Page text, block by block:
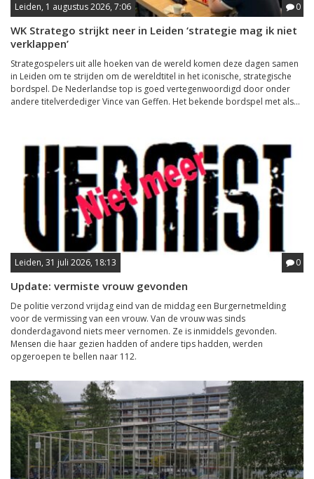
Leiden, 1 augustus 2026, 7:06 0
WK Stratego strijkt neer in Leiden ‘strategie mag ik niet
verklappen’
Strategospelers uit alle hoeken van de wereld komen deze dagen samen
in Leiden om te strijden om de wereldtitel in het iconische, strategische
bordspel. De Nederlandse top is goed vertegenwoordigd door onder
andere titelverdediger Vince van Geffen. Het bekende bordspel met als...
Leiden, 31 juli 2026, 18:13 0
Update: vermiste vrouw gevonden
De politie verzond vrijdag eind van de middag een Burgernetmelding
voor de vermissing van een vrouw. Van de vrouw was sinds
donderdagavond niets meer vernomen. Ze is inmiddels gevonden.
Mensen die haar gezien hadden of andere tips hadden, werden
opgeroepen te bellen naar 112.